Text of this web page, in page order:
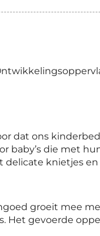
dat ons
baby’s die met
delicate knietjes
groeit mee
Het gevoerde